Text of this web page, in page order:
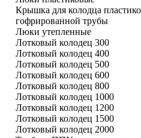
Крышка для колодца
гофрированной трубы
Люки утепленные
Лотковый колодец 300
Лотковый колодец 400
Лотковый колодец 500
Лотковый колодец 600
Лотковый колодец 800
Лотковый колодец 1000
Лотковый колодец 1200
Лотковый колодец 1500
Лотковый колодец 2000